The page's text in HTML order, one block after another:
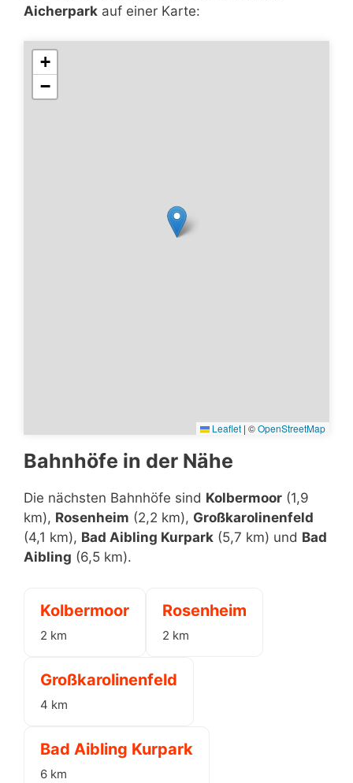
Aicherpark auf einer Karte:
+
−
Leaflet | ©OpenStreetMap
Bahnhöfe in der Nähe
Die nächsten Bahnhöfe sind Kolbermoor (1,9
km), Rosenheim (2,2 km), Großkarolinenfeld
(4,1 km), Bad Aibling Kurpark (5,7 km) und Bad
Aibling (6,5 km).
Kolbermoor
2 km
Rosenheim
2 km
Großkarolinenfeld
4 km
Bad Aibling Kurpark
6 km